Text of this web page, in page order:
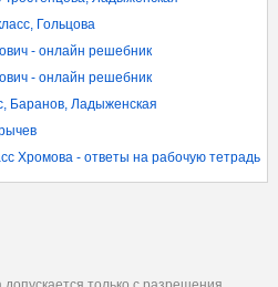
Гольцова
- онлайн решебник
- онлайн решебник
Баранов, Ладыженская
Хромова - ответы на рабочую тетрадь